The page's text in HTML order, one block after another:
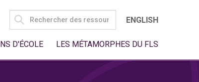
SEARCH
FOR:
ENGLISH
D'ÉCOLE LES MÉTAMORPHES DU FLS